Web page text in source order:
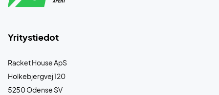
Yritystiedot
Racket House ApS
Holkebjergvej 120
5250 Odense SV